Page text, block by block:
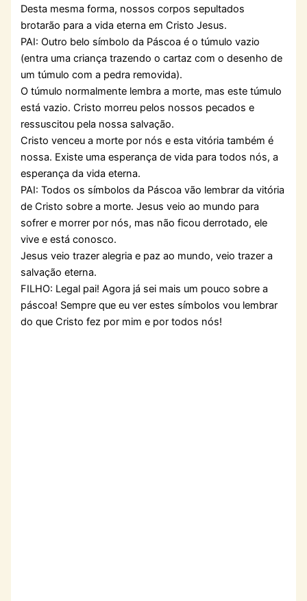
Desta mesma forma, nossos corpos sepultados
brotarão para a vida eterna em Cristo Jesus.
PAI: Outro belo símbolo da Páscoa é o túmulo vazio
(entra uma criança trazendo o cartaz com o desenho de
um túmulo com a pedra removida).
O túmulo normalmente lembra a morte, mas este túmulo
está vazio. Cristo morreu pelos nossos pecados e
ressuscitou pela nossa salvação.
Cristo venceu a morte por nós e esta vitória também é
nossa. Existe uma esperança de vida para todos nós, a
esperança da vida eterna.
PAI: Todos os símbolos da Páscoa vão lembrar da vitória
de Cristo sobre a morte. Jesus veio ao mundo para
sofrer e morrer por nós, mas não ficou derrotado, ele
vive e está conosco.
Jesus veio trazer alegria e paz ao mundo, veio trazer a
salvação eterna.
FILHO: Legal pai! Agora já sei mais um pouco sobre a
páscoa! Sempre que eu ver estes símbolos vou lembrar
do que Cristo fez por mim e por todos nós!